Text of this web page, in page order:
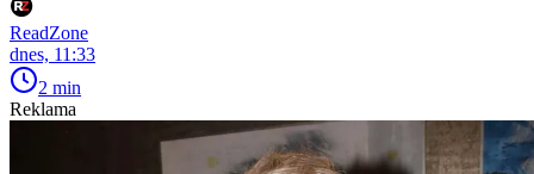
ReadZone
dnes, 11:33
2 min
Reklama